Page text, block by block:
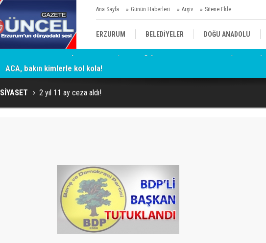
Ana Sayfa Günün Haberleri Arşiv Sitene Ekle
ERZURUM BELEDİYELER DOĞU ANADOLU
ACA, bakın kimlerle kol kola!
SİYASET 2 yıl 11 ay ceza aldı!